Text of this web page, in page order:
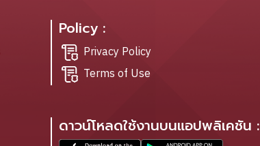
Policy :
Privacy Policy
Terms of Use
ดาวน์โหลดใช้งานบนแอปพลิเคชัน :